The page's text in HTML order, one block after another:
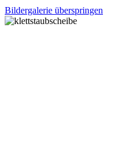
Bildergalerie überspringen